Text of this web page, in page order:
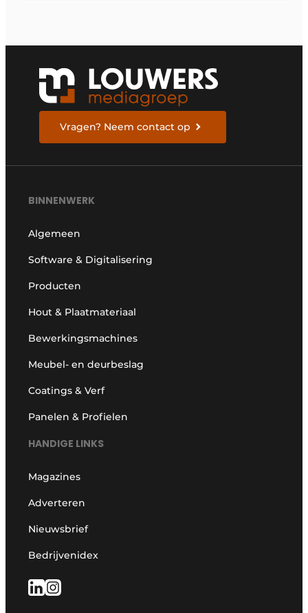
Vragen? Neem contact op
BINNENWERK
Algemeen
Software & Digitalisering
Producten
Hout & Plaatmateriaal
Bewerkingsmachines
Meubel- en deurbeslag
Coatings & Verf
Panelen & Profielen
HANDIGE LINKS
Magazines
Adverteren
Nieuwsbrief
Bedrijvenidex